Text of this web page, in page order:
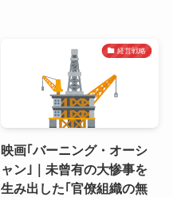
経営戦略
映画｢バーニング・オーシ
ャン｣｜未曾有の大惨事を
生み出した｢官僚組織の無